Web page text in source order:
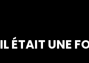
IL ÉTAIT UNE